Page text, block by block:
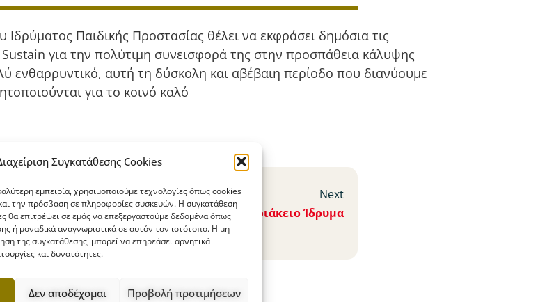
Συγκατάθεσης Cookies
εμπειρία, χρησιμοποιούμε τεχνολογίες όπως cookies
την πρόσβαση σε πληροφορίες συσκευών. Η συγκατάθεση
θα επιτρέψει σε εμάς να επεξεργαστούμε δεδομένα όπως
ή μοναδικά αναγνωριστικά σε αυτόν τον ιστότοπο. Η μη
της συγκατάθεσης, μπορεί να επηρεάσει αρνητικά
και δυνατότητες.
Δεν αποδέχομαι Προβολή προτιμήσεων
Ιδρύματος Παιδικής Προστασίας θέλει να εκφράσει δημόσια τις
Sustain για την πολύτιμη συνεισφορά της στην προσπάθεια κάλυψης
ενθαρρυντικό, αυτή τη δύσκολη και αβέβαιη περίοδο που διανύουμε
για το κοινό καλό
Next
Πασχαλινό Παζάρι στο Χατζηκυριάκειο Ίδρυμα